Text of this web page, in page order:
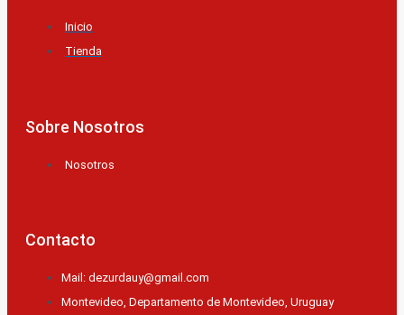
Inicio
Tienda
Sobre Nosotros
Nosotros
Contacto
Mail: dezurdauy@gmail.com
Montevideo, Departamento de Montevideo, Uruguay